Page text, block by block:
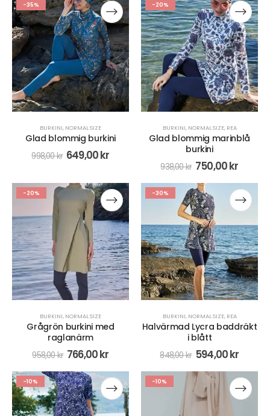
-35%
BURKINI, NORMAL SIZE
Glad blommig burkini
998,00kr 649,00kr
-20%
BURKINI, NORMAL SIZE, REA
Glad blommig marinblå
burkini
938,00kr 750,00kr
-20%
BURKINI, NORMAL SIZE
Grågrön burkini med
raglanärm
958,00kr 766,00kr
-30%
BURKINI, NORMAL SIZE, REA
Halvärmad Lycra baddräkt
i blått
848,00kr 594,00kr
-10% -10%